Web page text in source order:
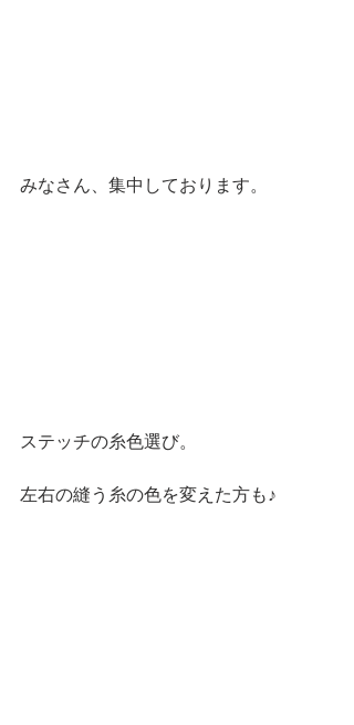
みなさん、集中しております。
ステッチの糸色選び。
左右の縫う糸の色を変えた方も♪